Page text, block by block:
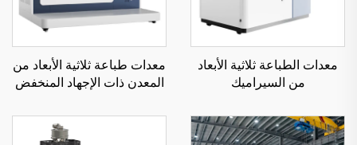
معدات الطباعة ثلاثية الأبعاد
من السيراميك
معدات طباعة ثلاثية الأبعاد من
المعدن ذات الإجهاد المنخفض